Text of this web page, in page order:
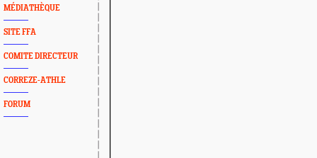
MÉDIATHÈQUE
SITE FFA
COMITE DIRECTEUR
CORREZE-ATHLE
FORUM